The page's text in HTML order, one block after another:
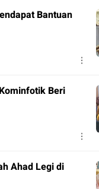
Bantuan
Beri
Ahad Legi di